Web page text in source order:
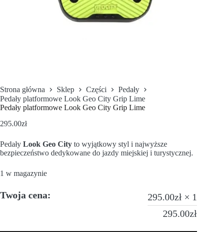
Strona główna Sklep Części
Pedały
Pedały platformowe Look Geo City Grip Lime
Pedały platformowe Look Geo City Grip Lime
295.00zł
Pedały Look Geo City to wyjątkowy styl i najwyższe
bezpieczeństwo dedykowane do jazdy miejskiej i turystycznej.
1 w magazynie
Twoja cena: 295.00zł × 1
295.00zł